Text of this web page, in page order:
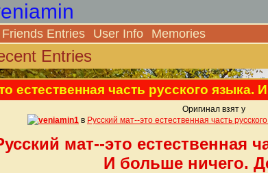
Friends Entries User Info Memories
Entries
естественная часть русского
Оригинал взят у
veniamin1 в Русский мат--это естественная часть
мат--это естественная
И больше ничего.